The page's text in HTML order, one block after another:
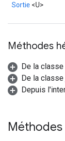
Sortie <U>
Méthodes
De la classe
De la classe
Depuis